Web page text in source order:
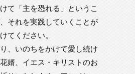
て「主を恐れる」というこ
それを実践していくことが
てください。
、いのちをかけて愛し続け
婿、イエス・キリストのお